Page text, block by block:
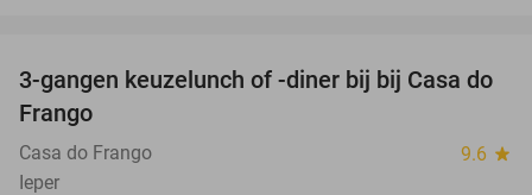
34%
3-gangen keuzelunch of -diner bij bij Casa do
Frango
Casa do Frango 9.6 star
Ieper